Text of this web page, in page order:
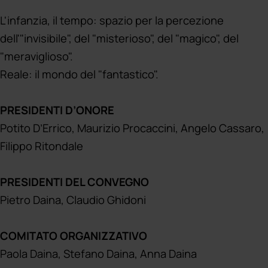
riusciamo a metterlo dentro in qualche modo
filtrandolo con quello che siamo noi, con quello
che è anche la nostra esperienza.
Diciamo che il materiale è ricco e la responsabilità
apparteniamo ai bambini e loro appartengono a
noi, quindi questa appartenenza deve essere
trasformata in fatti che devono restare tutta la
La sensibilità e la responsabilità sono forti,
bisogni e ce la dobbiamo mettere tutta.
Questo "lavoro" che in realtà è molto di più, serve
per questo, per garantire il più possibile ai
L'infanzia, il tempo: spazio per la percezione
dell'"invisibile", del "misterioso", del "magico", del
"meraviglioso".
Reale: il mondo del "fantastico".
PRESIDENTI D’ONORE
Potito D’Errico, Maurizio Procaccini, Angelo Cassaro,
Filippo Ritondale
PRESIDENTI DEL CONVEGNO
Pietro Daina, Claudio Ghidoni
COMITATO ORGANIZZATIVO
Paola Daina, Stefano Daina, Anna Daina